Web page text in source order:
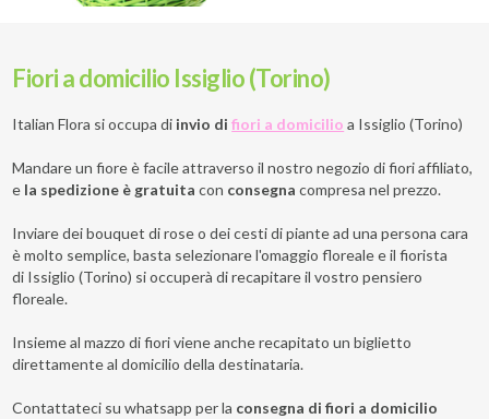
Fiori a domicilio Issiglio (Torino)
Italian Flora si occupa di invio difiori a domicilio a Issiglio (Torino)
Mandare un fiore è facile attraverso il nostro negozio di fiori affiliato,
e la spedizione è gratuita con consegna compresa nel prezzo.
Inviare dei bouquet di rose o dei cesti di piante ad una persona cara
è molto semplice, basta selezionare l'omaggio floreale e il fiorista
di Issiglio (Torino) si occuperà di recapitare il vostro pensiero
floreale.
Insieme al mazzo di fiori viene anche recapitato un biglietto
direttamente al domicilio della destinataria.
Contattateci su whatsapp per la consegna di fiori a domicilio